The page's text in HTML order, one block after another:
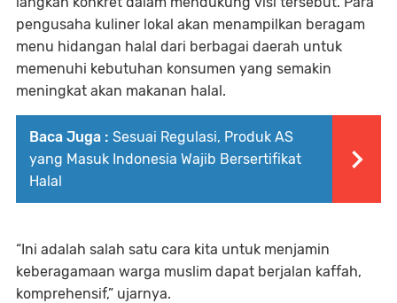
pengusaha kuliner lokal akan menampilkan beragam
menu hidangan halal dari berbagai daerah untuk
memenuhi kebutuhan konsumen yang semakin
meningkat akan makanan halal.
Baca Juga : Sesuai Regulasi, Produk AS
yang Masuk Indonesia Wajib Bersertifikat
Halal
“Ini adalah salah satu cara kita untuk menjamin
keberagamaan warga muslim dapat berjalan kaffah,
komprehensif,” ujarnya.